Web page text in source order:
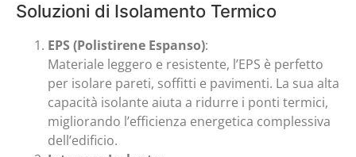
Soluzioni di Isolamento Termico
EPS (Polistirene Espanso):
Materiale leggero e resistente, l’EPS è perfetto
per isolare pareti, soffitti e pavimenti. La sua alta
capacità isolante aiuta a ridurre i ponti termici,
migliorando l’efficienza energetica complessiva
dell’edificio.